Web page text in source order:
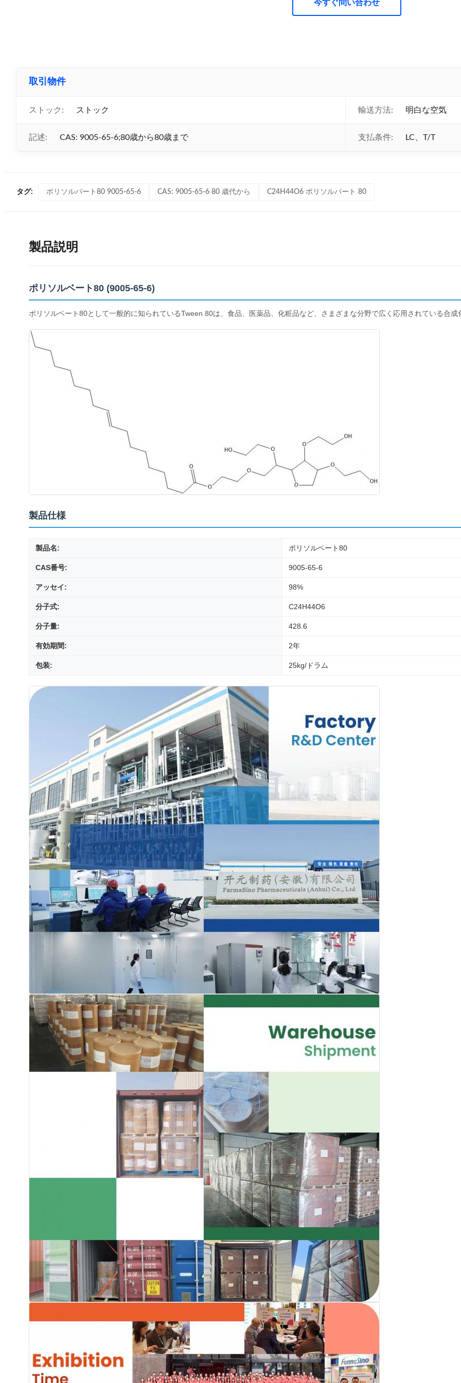
今すぐ問い合わせ
取引物件
ストック: ストック 輸送方法: 明白な空気
記述: CAS: 9005-65-6;80歳から80歳まで 支払条件: LC、T/T
タグ: ポリソルバート80 9005-65-6 CAS: 9005-65-6 80 歳代から C24H44O6 ポリソルバート 80
製品説明
ポリソルベート80 (9005-65-6)
ポリソルベート80として一般的に知られているTween 80は、食品、医薬品、化粧品など、さまざまな分野で広く応用されている合成
製品仕様
製品名: ポリソルベート80
CAS番号: 9005-65-6
アッセイ: 98%
分子式: C24H44O6
分子量: 428.6
有効期間: 2年
包装: 25kg/ドラム